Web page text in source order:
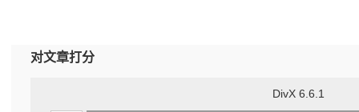
对文章打分
DivX 6.6.1